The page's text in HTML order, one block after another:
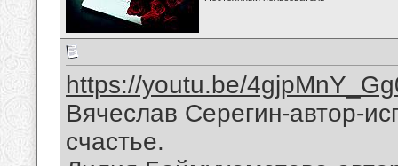
https://youtu.be/
Вячеслав Серегин-автор-
счастье.